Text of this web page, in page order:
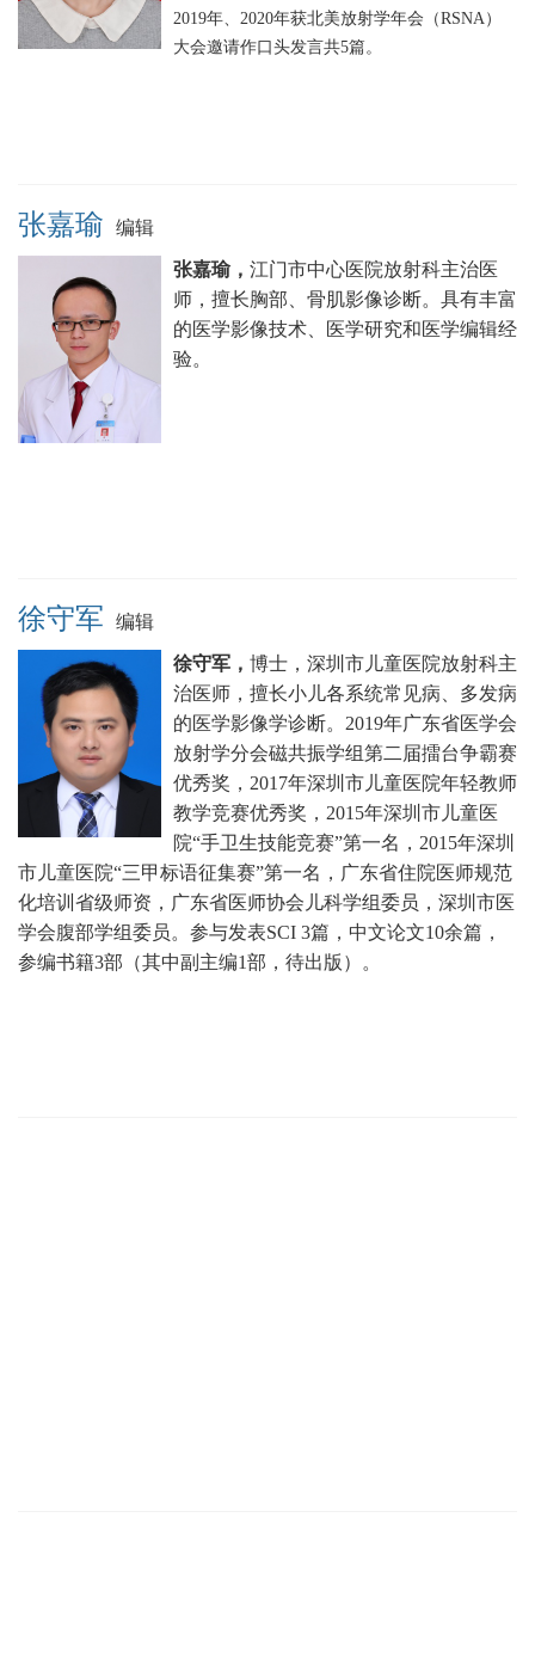
2019年、2020年获北美放射学年会（RSNA）
大会邀请作口头发言共5篇。
张嘉瑜 编辑
张嘉瑜， 江门市中心医院放射科主治医
师，擅长胸部、骨肌影像诊断。具有丰富
的医学影像技术、医学研究和医学编辑经
验。
徐守军 编辑
徐守军， 博士，深圳市儿童医院放射科主
治医师，擅长小儿各系统常见病、多发病
的医学影像学诊断。 2019年广东省医学会
放射学分会磁共振学组第二届擂台争霸赛
优秀奖，2017年深圳市儿童医院年轻教师
教学竞赛优秀奖，2015年深圳市儿童医
院“手卫生技能竞赛”第一名，2015年深圳
市儿童医院“三甲标语征集赛”第一名，广东省住院医师规范
化培训省级师资，广东省医师协会儿科学组委员，深圳市医
学会腹部学组委员。 参与发表SCI 3篇，中文论文10余篇，
参编书籍3部（其中副主编1部，待出版）。